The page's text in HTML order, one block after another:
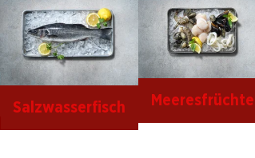
Salzwasserfisch
Meeresfrüchte